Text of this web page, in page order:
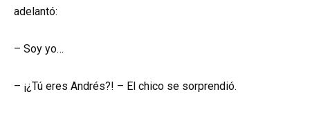
adelantó:
– Soy yo…
– ¡¿Tú eres Andrés?! – El chico se sorprendió.